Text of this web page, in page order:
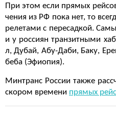
При этом если прямых
чения из РФ пока нет, то
релетами с пересадкой.
и у россиян транзитными
л, Дубай, Абу-Даби, Баку,
беба (Эфиопия).
Минтранс России также
скором времени прямых